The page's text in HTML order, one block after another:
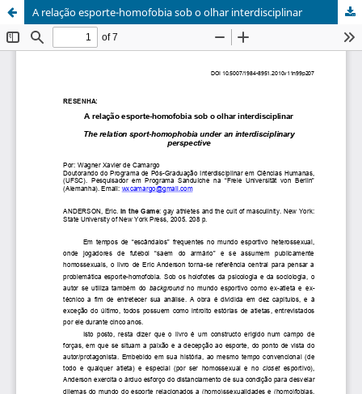
A relação esporte-homofobia sob o olhar interdisciplinar